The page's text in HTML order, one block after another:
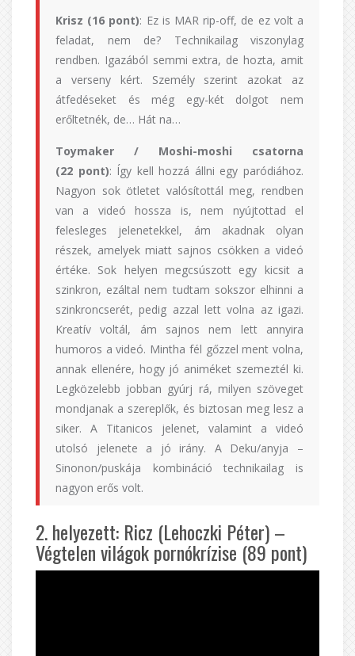
Krisz (16 pont): Ez is MAR rip-off, de ez volt a
feladat, nem de? Technikailag viszonylag
rendben. Igazából semmi extra, de hozta, amit
a verseny kért. Személy szerint azokat az
átfedéseket és még egy-két dolgot nem
erőltetnék, de… Hát na…
Toymaker / Moshi-moshi csatorna
(22 pont): Így kell hozzá állni egy paródiához.
Nagyon sok ötletet valósítottál meg, rendben
van a videó hossza is, nem nyújtottad el
felesleges jelenetekkel, ám akadnak olyan
részek, amelyek miatt sajnos csökken a videó
értéke. Sok helyen megcsúszott egy kicsit a
szinkron, ezáltal nem tudtam sokszor elhinni a
szinkroncserét, pedig azzal lett volna az igazi.
Kreatív voltál, ám sajnos nem lett annyira
humoros a videó. Mintha fél gőzzel ment volna,
annak ellenére, hogy jó animéket szemeztél ki.
Legközelebb jobban gyúrj rá, milyen szöveget
mondjanak a szereplők, és biztosan meg lesz a
siker. A Titanicos jelenet, valamint a videó
utolsó jelenete a jó irány. A Deku/anyja –
Sinonon/puskája kombináció technikailag is
nagyon erős volt.
2. helyezett: Ricz (Lehoczki Péter) –
Végtelen világok pornókrízise (89 pont)